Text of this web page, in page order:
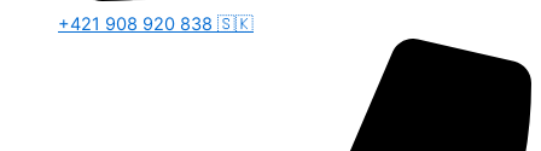
+421 908 920 838 🇸🇰